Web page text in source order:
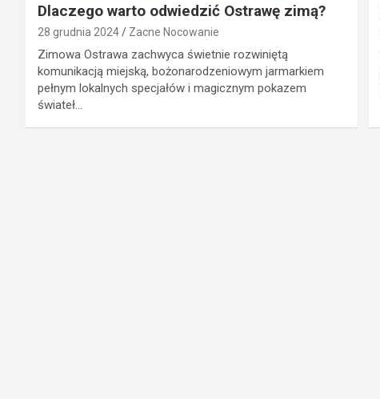
Dlaczego warto odwiedzić Ostrawę zimą?
28 grudnia 2024 Zacne Nocowanie
Zimowa Ostrawa zachwyca świetnie rozwiniętą
komunikacją miejską, bożonarodzeniowym jarmarkiem
pełnym lokalnych specjałów i magicznym pokazem
świateł…